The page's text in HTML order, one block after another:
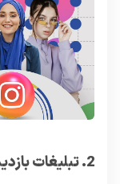
2. تبلیغات بازدیدی (در صفحات پربازدید)